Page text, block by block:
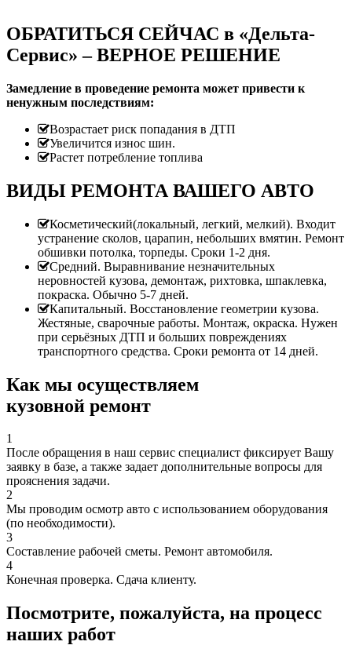
ОБРАТИТЬСЯ СЕЙЧАС в «Дельта-
Сервис» – ВЕРНОЕ РЕШЕНИЕ
Замедление в проведение ремонта может привести к
ненужным последствиям:
Возрастает риск попадания в ДТП
Увеличится износ шин.
Растет потребление топлива
ВИДЫ РЕМОНТА ВАШЕГО АВТО
Косметический(локальный, легкий, мелкий). Входит
устранение сколов, царапин, небольших вмятин. Ремонт
обшивки потолка, торпеды. Сроки 1-2 дня.
Средний. Выравнивание незначительных
неровностей кузова, демонтаж, рихтовка, шпаклевка,
покраска. Обычно 5-7 дней.
Капитальный. Восстановление геометрии кузова.
Жестяные, сварочные работы. Монтаж, окраска. Нужен
при серьёзных ДТП и больших повреждениях
транспортного средства. Сроки ремонта от 14 дней.
Как мы осуществляем
кузовной ремонт
1
После обращения в наш сервис специалист фиксирует Вашу
заявку в базе, а также задает дополнительные вопросы для
прояснения задачи.
2
Мы проводим осмотр авто с использованием оборудования
(по необходимости).
3
Составление рабочей сметы. Ремонт автомобиля.
4
Конечная проверка. Сдача клиенту.
Посмотрите, пожалуйста, на процесс
наших работ